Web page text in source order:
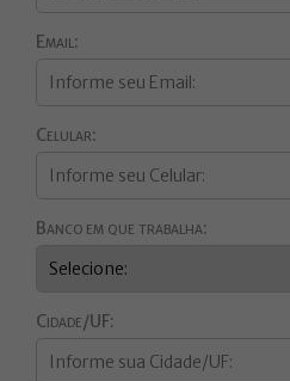
Email:
Celular:
Banco em que trabalha:
Cidade/UF: